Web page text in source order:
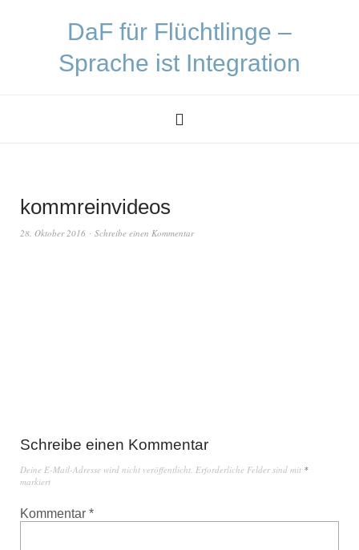
DaF für Flüchtlinge –
Sprache ist Integration
kommreinvideos
28. Oktober 2016 Schreibe einen Kommentar
Schreibe einen Kommentar
Deine E-Mail-Adresse wird nicht veröffentlicht. Erforderliche Felder sind mit *
markiert
Kommentar *